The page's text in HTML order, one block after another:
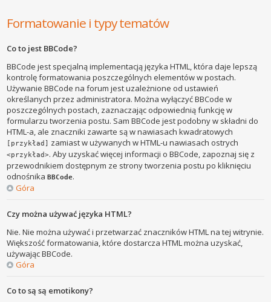
Formatowanie i typy tematów
Co to jest BBCode?
BBCode jest specjalną implementacją języka HTML, która daje lepszą
kontrolę formatowania poszczególnych elementów w postach.
Używanie BBCode na forum jest uzależnione od ustawień
określanych przez administratora. Można wyłączyć BBCode w
poszczególnych postach, zaznaczając odpowiednią funkcję w
formularzu tworzenia postu. Sam BBCode jest podobny w składni do
HTML-a, ale znaczniki zawarte są w nawiasach kwadratowych
[przykład] zamiast w używanych w HTML-u nawiasach ostrych
<przykład>. Aby uzyskać więcej informacji o BBCode, zapoznaj się z
przewodnikiem dostępnym ze strony tworzenia postu po kliknięciu
odnośnikaBBCode.
Góra
Czy można używać języka HTML?
Nie. Nie można używać i przetwarzać znaczników HTML na tej witrynie.
Większość formatowania, które dostarcza HTML można uzyskać,
używając BBCode.
Góra
Co to są są emotikony?